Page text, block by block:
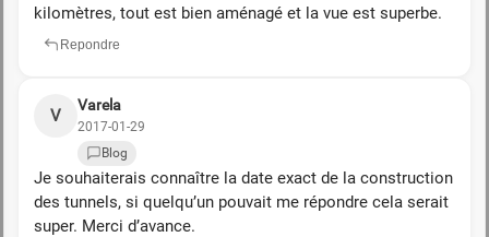
kilomètres, tout est bien aménagé et la vue est superbe.
Repondre
V
Varela
2017-01-29
Blog
Je souhaiterais connaître la date exact de la construction
des tunnels, si quelqu’un pouvait me répondre cela serait
super. Merci d’avance.